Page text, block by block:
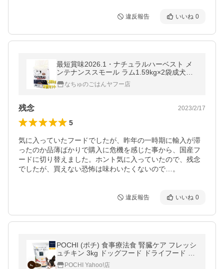
違反報告 いいね 0
最短賞味2026.1・ナチュラルハーベスト メ
ンテナンススモール ラム1.59kg×2袋成犬シ
ニア犬対応ドライフード Natural Harvest 正
規品 nh04065s2
なちゅのごはんヤフー店
残念 2023/2/17
5
気に入っていたフードでしたが、昨年の一時期に輸入が滞
ったのか品薄ばかりで購入に危機を感じた事から、国産フ
ードに切り替えました。ホント気に入っていたので、残念
でしたが、買えない恐怖は味わいたくないので…。
違反報告 いいね 0
POCHI (ポチ) 食事療法食 腎臓ケア フレッシ
ュチキン 3kg ドッグフード ドライフード 鶏
低リン 慢性腎臓病 腎臓サポート
POCHI Yahoo!店